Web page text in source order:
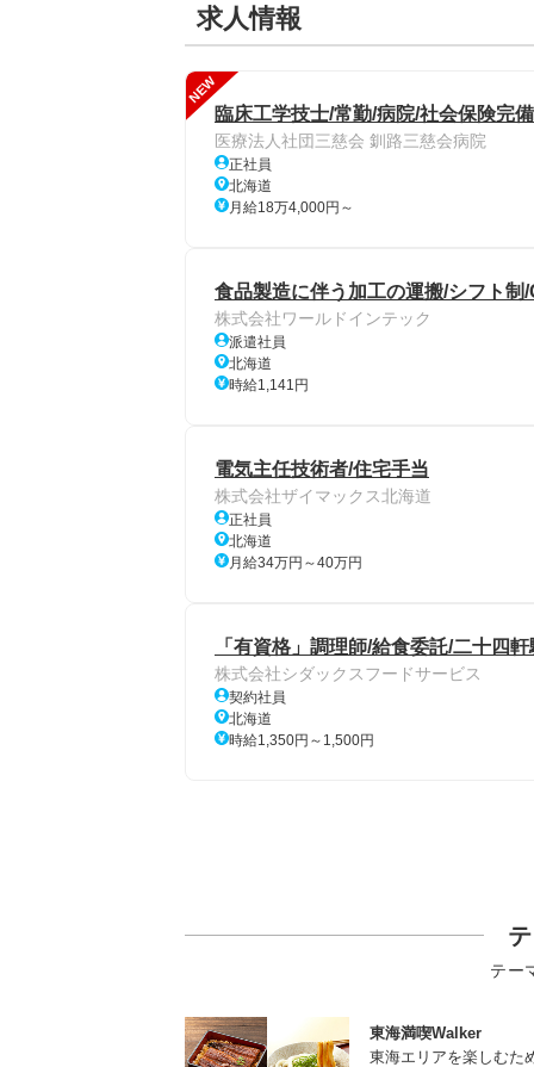
求人情報
NEW
臨床工学技士/常勤/病院/社会保険完
医療法人社団三慈会 釧路三慈会病院
正社員
北海道
月給18万4,000円～
食品製造に伴う加工の運搬/シフト制
株式会社ワールドインテック
派遣社員
北海道
時給1,141円
電気主任技術者/住宅手当
株式会社ザイマックス北海道
正社員
北海道
月給34万円～40万円
「有資格」調理師/給食委託/二十四
株式会社シダックスフードサービス
契約社員
北海道
時給1,350円～1,500円
テー
東海満喫Walker
東海エリアを楽しむた